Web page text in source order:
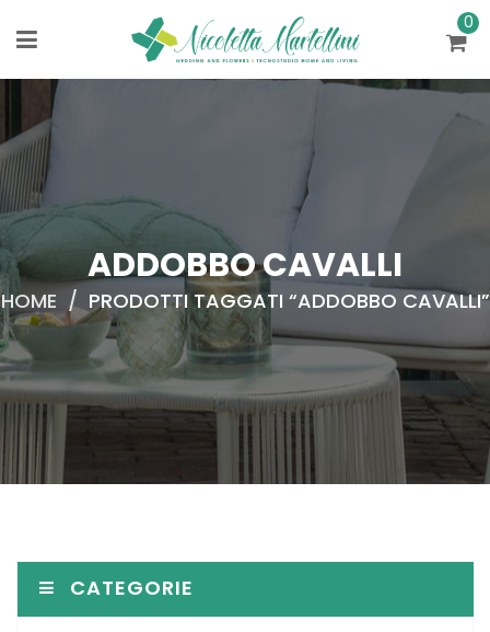
0
ADDOBBO CAVALLI
HOME / PRODOTTI TAGGATI “ADDOBBO CAVALLI”
CATEGORIE